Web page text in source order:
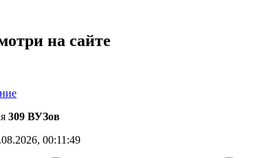
на сайте
309 ВУЗов
00:11:49